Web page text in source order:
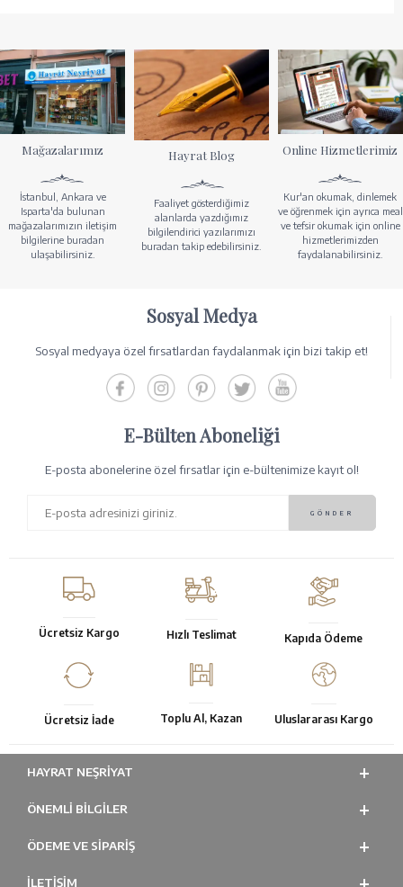
Mağazalarımız
İstanbul, Ankara ve
Isparta'da bulunan
mağazalarımızın iletişim
bilgilerine buradan
ulaşabilirsiniz.
Hayrat Blog
Faaliyet gösterdiğimiz
alanlarda yazdığımız
bilgilendirici yazılarımızı
buradan takip edebilirsiniz.
Online Hizmetlerimiz
Kur'an okumak, dinlemek
ve öğrenmek için ayrıca meal
ve tefsir okumak için online
hizmetlerimizden
faydalanabilirsiniz.
Sosyal Medya
Sosyal medyaya özel fırsatlardan faydalanmak için bizi takip et!
E-Bülten Aboneliği
E-posta abonelerine özel fırsatlar için e-bültenimize kayıt ol!
Ücretsiz Kargo Hızlı Teslimat Kapıda Ödeme
Ücretsiz İade Toplu Al, Kazan Uluslararası Kargo
HAYRAT NEŞRIYAT
ÖNEMLI BILGILER
ÖDEME VE SİPARİŞ
İLETİŞİM